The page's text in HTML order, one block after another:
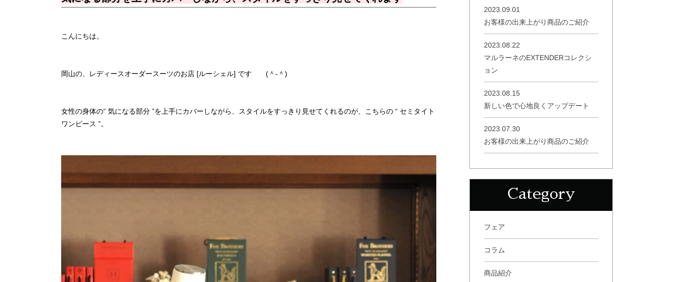
こんにちは。
岡山の、レディースオーダースーツのお店 [ルーシェル] です (＾-＾)
女性の身体の“ 気になる部分 ”を上手にカバーしながら、スタイルをすっきり見せてくれるのが、こちらの “ セミタイト
ワンピース ”。
2023.09.01
お客様の出来上がり商品のご紹介
2023.08.22
マルラーネのEXTENDERコレクシ
ョン
2023.08.15
新しい色で心地良くアップデート
2023.07.30
お客様の出来上がり商品のご紹介
Category
フェア
コラム
商品紹介